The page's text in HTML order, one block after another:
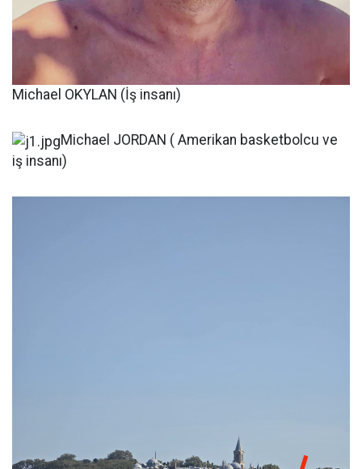
Michael OKYLAN (İş insanı)
Michael JORDAN ( Amerikan basketbolcu ve
iş insanı)